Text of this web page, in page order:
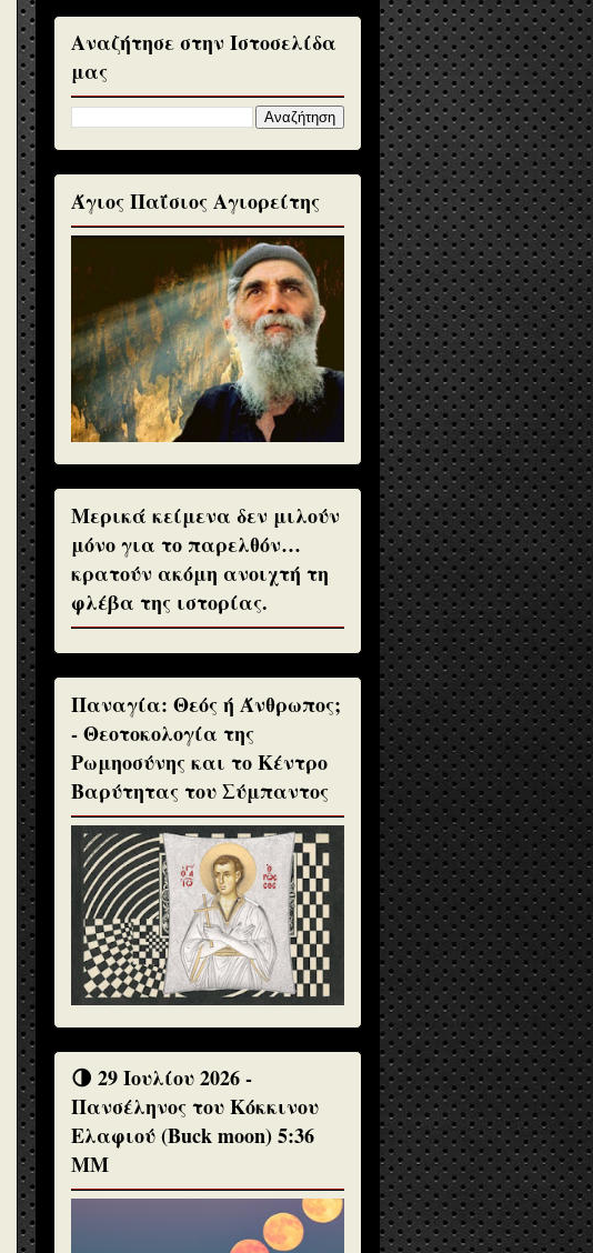
Αναζήτησε στην Ιστοσελίδα
μας
Άγιος Παΐσιος Αγιορείτης
Μερικά κείμενα δεν μιλούν
μόνο για το παρελθόν…
κρατούν ακόμη ανοιχτή τη
φλέβα της ιστορίας.
Παναγία: Θεός ή Άνθρωπος;
- Θεοτοκολογία της
Ρωμηοσύνης και το Κέντρο
Βαρύτητας του Σύμπαντος
🌗 29 Ιουλίου 2026 -
Πανσέληνος του Κόκκινου
Ελαφιού (Buck moon) 5:36
ΜΜ